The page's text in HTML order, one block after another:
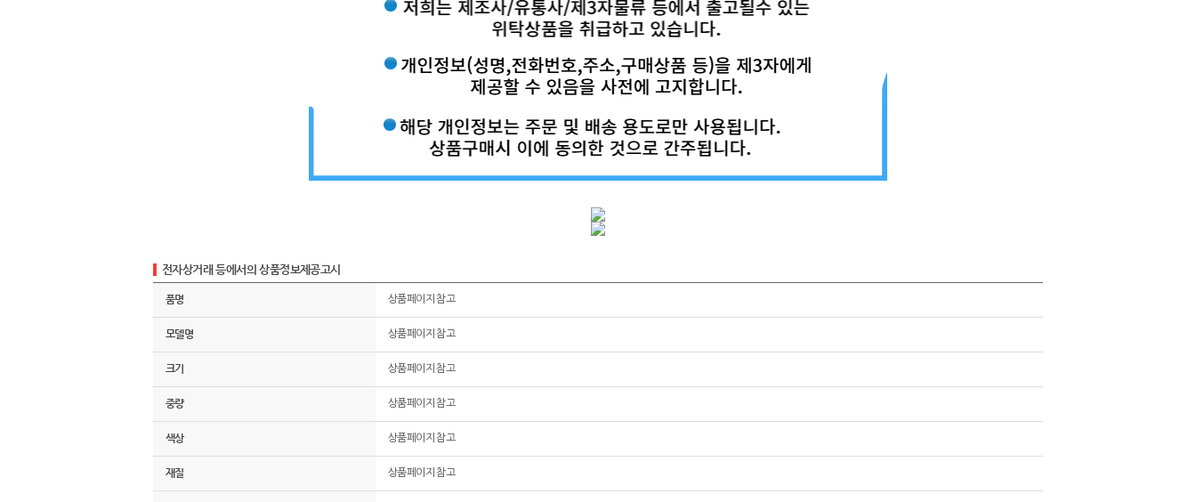
전자상거래 등에서의 상품정보제공고시
품명 상품페이지 참고
모델명 상품페이지 참고
크기 상품페이지 참고
중량 상품페이지 참고
색상 상품페이지 참고
재질 상품페이지 참고